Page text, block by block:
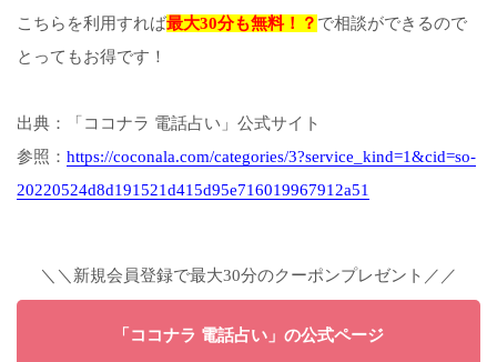
こちらを利用すれば最大30分も無料！？ で相談ができるので
とってもお得です！
出典：「ココナラ 電話占い」公式サイト
参照： https://coconala.com/categories/3?service_kind=1&cid=so-
20220524d8d191521d415d95e716019967912a51
＼＼新規会員登録で最大30分のクーポンプレゼント／／
「ココナラ 電話占い」の公式ページ